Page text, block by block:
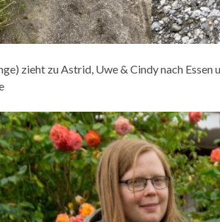
zieht zu Astrid, Uwe & Cindy nach Essen